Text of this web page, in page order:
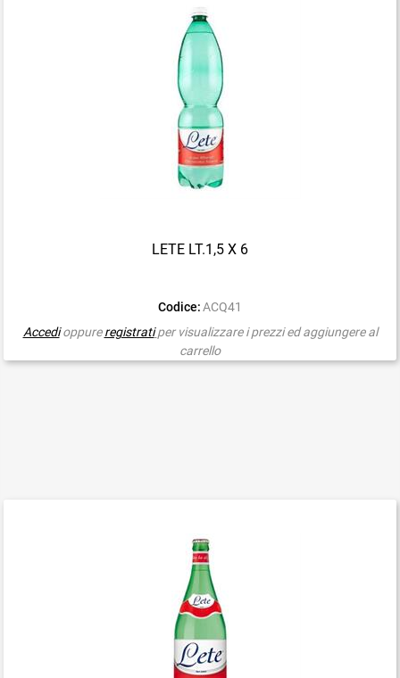
LETE LT.1,5 X 6
Codice: ACQ41
Accedioppureregistrati per visualizzare i prezzi ed aggiungere al
carrello